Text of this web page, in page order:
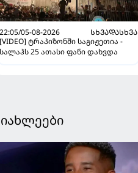
22:05/05-08-2026
ᲡᲮᲕᲐᲓᲐᲡᲮᲕᲐ
[VIDEO] ტრაპიზონში საგიჟეთია -
სალაჰს 25 ათასი ფანი დახვდა